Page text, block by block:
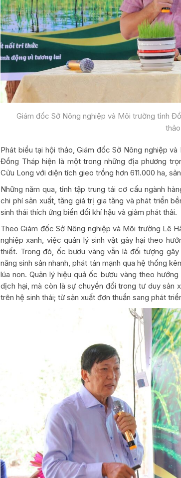
Giám đốc Sở Nông nghiệp và Môi trường tỉnh
Phát biểu tại hội thảo, Giám đốc Sở Nông nghiệp
Đồng Tháp hiện là một trong những địa phương
Cửu Long với diện tích gieo trồng hơn 611.000 ha,
Những năm qua, tỉnh tập trung tái cơ cấu ngành
chi phí sản xuất, tăng giá trị gia tăng và phát triển
sinh thái thích ứng biến đổi khí hậu và giảm phát thải.
Theo Giám đốc Sở Nông nghiệp và Môi trường Lê
nghiệp xanh, việc quản lý sinh vật gây hại theo
thiết. Trong đó, ốc bươu vàng vẫn là đối tượng
năng sinh sản nhanh, phát tán mạnh qua hệ thống
lúa non. Quản lý hiệu quả ốc bươu vàng theo
dịch hại, mà còn là sự chuyển đổi trong tư duy sản
trên hệ sinh thái; từ sản xuất đơn thuần sang phát